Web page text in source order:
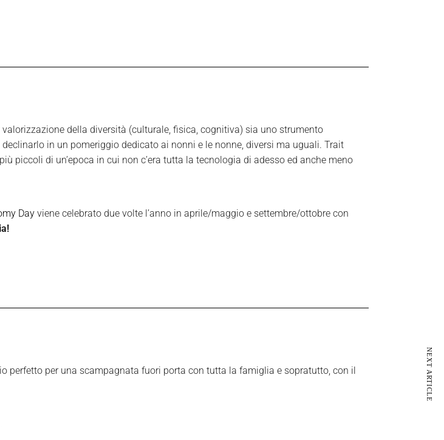
valorizzazione della diversità (culturale, fisica, cognitiva) sia uno strumento
in un pomeriggio dedicato ai nonni e le nonne, diversi ma uguali. Trait
piccoli di un’epoca in cui non c’era tutta la tecnologia di adesso ed anche meno
Day viene celebrato due volte l’anno in aprile/maggio e settembre/ottobre con
perfetto per una scampagnata fuori porta con tutta la famiglia e sopratutto, con il
NEXT ARTICLE